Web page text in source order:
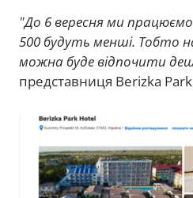
"До 6 вересня ми
500 будуть менші. Тобто
можна буде відпочити
представниця Berizka